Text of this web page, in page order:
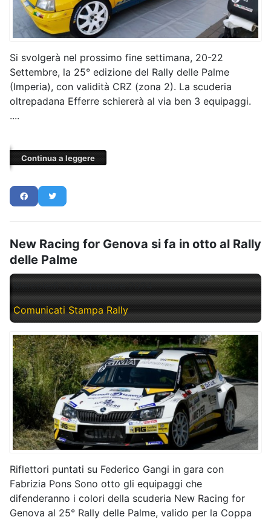
Si svolgerà nel prossimo fine settimana, 20-22
Settembre, la 25° edizione del Rally delle Palme
(Imperia), con validità CRZ (zona 2). La scuderia
oltrepadana Efferre schiererà al via ben 3 equipaggi.
....
Continua a leggere
New Racing for Genova si fa in otto al Rally
delle Palme
Mercoledì, 18 Settembre 2024
Comunicati Stampa Rally
Riflettori puntati su Federico Gangi in gara con
Fabrizia Pons Sono otto gli equipaggi che
difenderanno i colori della scuderia New Racing for
Genova al 25° Rally delle Palme, valido per la Coppa